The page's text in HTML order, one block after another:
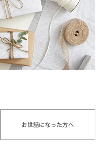
お世話になった方へ